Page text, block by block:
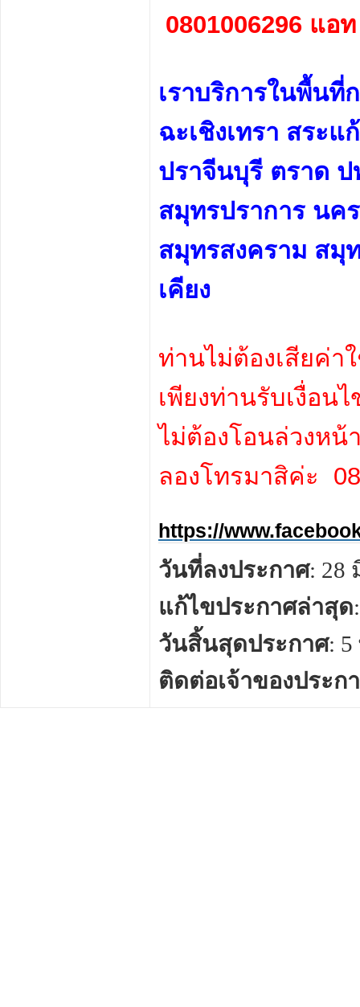
0801006296 แอท
เราบริการในพื้นที่
ฉะเชิงเทรา สระแ
ปราจีนบุรี ตราด
สมุทรปราการ นค
สมุทรสงคราม สมุ
เคียง
ท่านไม่ต้องเสียค่า
เพียงท่านรับเงื่อน
ไม่ต้องโอนล่วงหน้
ลองโทรมาสิค่ะ
https://
วันที่ลงประกาศ: 28
แก้ไขประกาศล่าสุด
วันสิ้นสุดประกาศ: 5
ติดต่อเจ้าของประก